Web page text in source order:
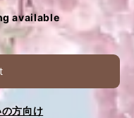
available
方向け